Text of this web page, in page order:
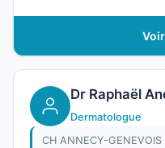
Dr Raphaël
Dermatologue
CH ANNECY-GENEVOIS